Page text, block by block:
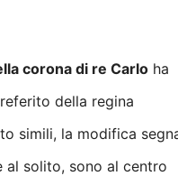
corona di re Carlo ha
della regina
simili, la modifica
al solito, sono al centro